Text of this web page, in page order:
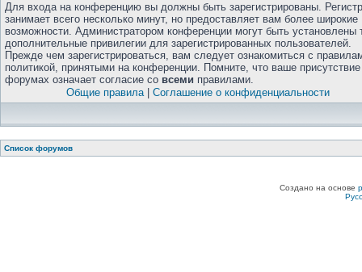
Для входа на конференцию вы должны быть зарегистрированы.
занимает всего несколько минут, но предоставляет вам более широкие
возможности. Администратором конференции могут быть установлены
дополнительные привилегии для зарегистрированных пользователей.
Прежде чем зарегистрироваться, вам следует ознакомиться с
политикой, принятыми на конференции. Помните, что ваше
форумах означает согласие со всеми правилами.
Общие правила| Соглашение о конфиденциальности
Список форумов
Создано на основе